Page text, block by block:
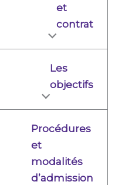
et
contrat
Les
objectifs
Procédures
et
modalités
d’admission